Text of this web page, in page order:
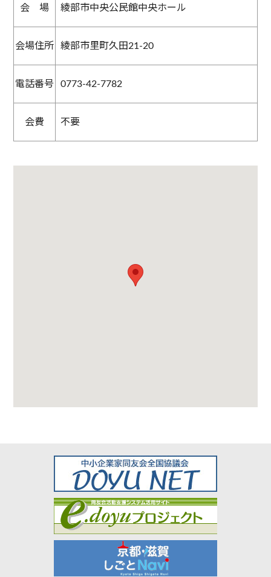
会 場 綾部市中央公民館中央ホール
会場住所 綾部市里町久田21-20
電話番号 0773-42-7782
会費 不要